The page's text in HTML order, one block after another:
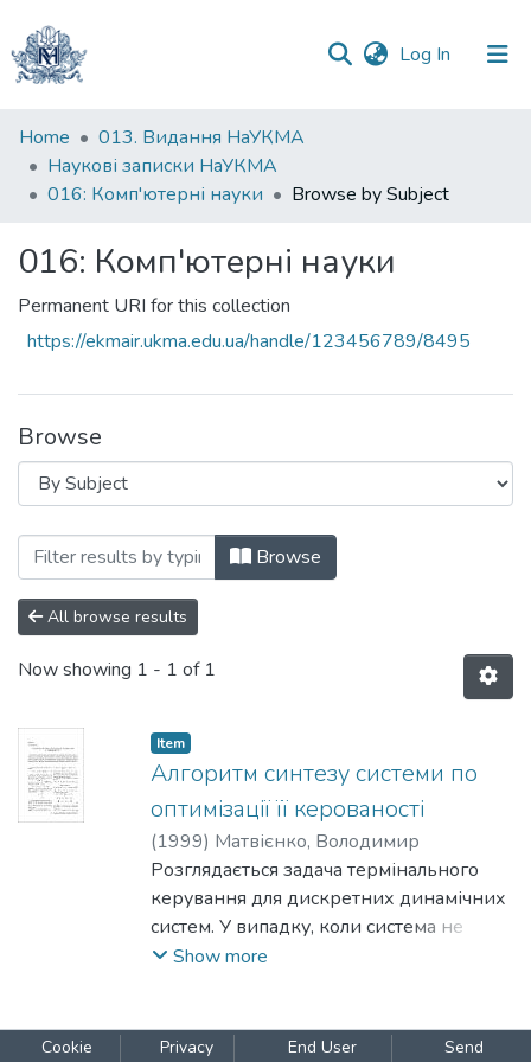
Log In (current)
Communities
&
Collections
Home
013. Видання НаУКМА
Наукові записки НаУКМА
016: Комп'ютерні науки
Browse by Subject
016: Комп'ютерні науки
Permanent URI for this collection
https://ekmair.ukma.edu.ua/handle/123456789/8495
Browse
Browsing 016: Комп'ютерні науки by
Browse
All browse results
Now showing 1 - 1 of 1
Item
Алгоритм синтезу системи по
оптимізації її керованості
(1999) Матвієнко, Володимир
Розглядається задача термінального
керування для дискретних динамічних
систем. У випадку, коли система не
повністю керована, заданий фінальний
структури розподілу керуючих сигналів
Show more
Cookie
Privacy
End User
Send